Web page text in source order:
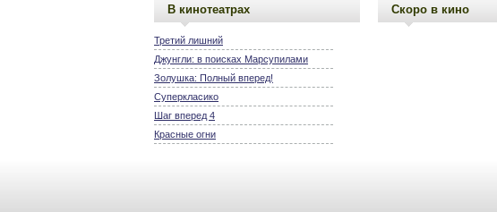
В кинотеатрах
Третий лишний
Джунгли: в поисках Марсупилами
Золушка: Полный вперед!
Суперкласико
Шаг вперед 4
Красные огни
Скоро в кино